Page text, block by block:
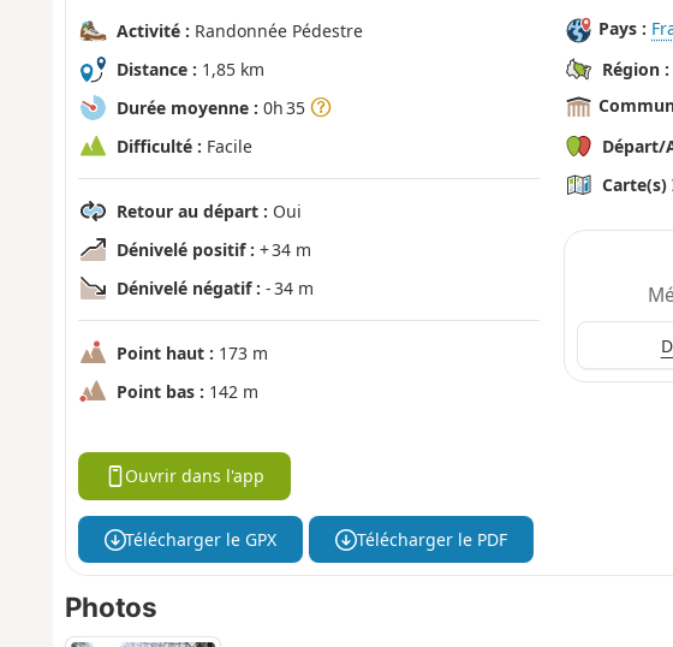
Activité : Randonnée Pédestre
Distance : 1,85 km
Durée moyenne : 0h 35
Difficulté : Facile
Retour au départ : Oui
Dénivelé positif : + 34 m
Dénivelé négatif : - 34 m
Point haut : 173 m
Point bas : 142 m
Pays :
Région :
Départ/
Carte(s)
Ouvrir dans l'app
Télécharger le GPX Télécharger le PDF
Photos